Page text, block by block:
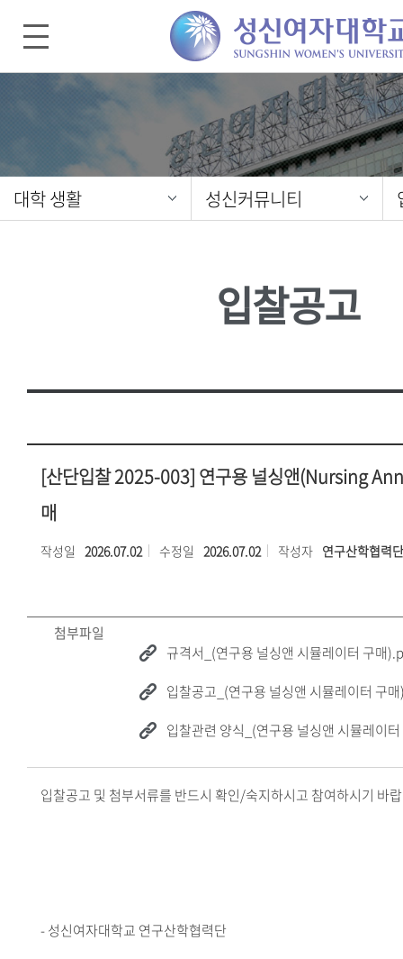
대학 생활 성신커뮤니티
입찰공고
[산단입찰 2025-003] 연구용 널싱앤(Nursing
매
작성일 2026.07.02 수정일 2026.07.02 작성자 연구산학협력단
첨부파일
규격서_(연구용 널싱앤 시뮬레이터 구매
입찰공고_(연구용 널싱앤 시뮬레이터 구
입찰관련 양식_(연구용 널싱앤 시뮬레이
입찰공고 및 첨부서류를 반드시 확인/숙지하시고 참여하시기 바
- 성신여자대학교 연구산학협력단